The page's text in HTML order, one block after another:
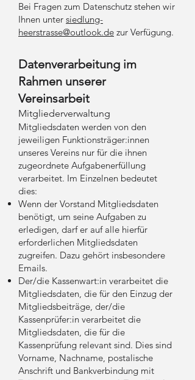
Bei Fragen zum Datenschutz stehen wir
Ihnen unter siedlung-
heerstrasse@outlook.de zur Verfügung.
Datenverarbeitung im
Rahmen unserer
Vereinsarbeit
Mitgliederverwaltung
Mitgliedsdaten werden von den
jeweiligen Funktionsträger:innen
unseres Vereins nur für die ihnen
zugeordnete Aufgabenerfüllung
verarbeitet. Im Einzelnen bedeutet
dies:
Wenn der Vorstand Mitgliedsdaten
benötigt, um seine Aufgaben zu
erledigen, darf er auf alle hierfür
erforderlichen Mitgliedsdaten
zugreifen. Dazu gehört insbesondere
Emails.
Der/die Kassenwart:in verarbeitet die
Mitgliedsdaten, die für den Einzug der
Mitgliedsbeiträge, der/die
Kassenprüfer:in verarbeitet die
Mitgliedsdaten, die für die
Kassenprüfung relevant sind. Dies sind
Vorname, Nachname, postalische
Anschrift und Bankverbindung mit